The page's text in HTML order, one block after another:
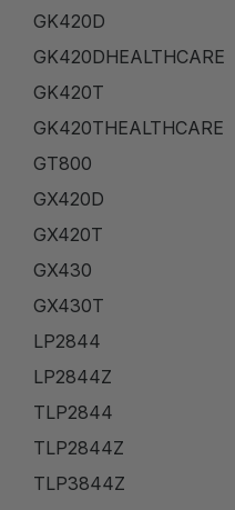
GK420D
GK420DHEALTHCARE
GK420T
GK420THEALTHCARE
GT800
GX420D
GX420T
GX430
GX430T
LP2844
LP2844Z
TLP2844
TLP2844Z
TLP3844Z